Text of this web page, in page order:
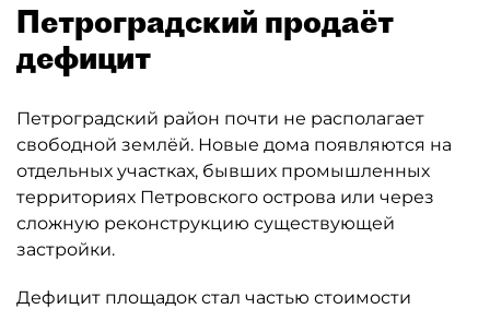
Петроградский продаёт
дефицит
Петроградский район почти не располагает
свободной землёй. Новые дома появляются на
отдельных участках, бывших промышленных
территориях Петровского острова или через
сложную реконструкцию существующей
застройки.
Дефицит площадок стал частью стоимости